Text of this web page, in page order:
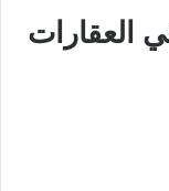
العقارات